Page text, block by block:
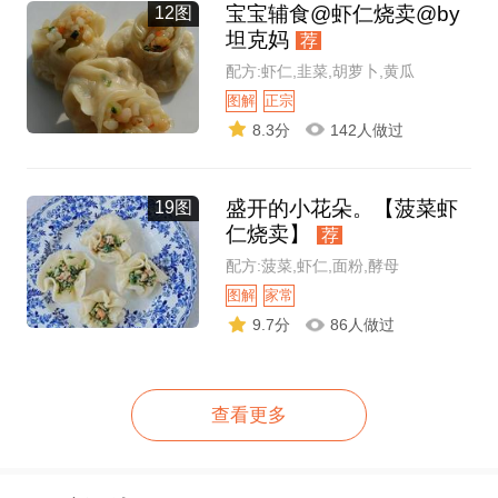
12图
宝宝辅食@虾仁烧卖@by
坦克妈 荐
配方:虾仁,韭菜,胡萝卜,黄瓜
图解 正宗
8.3分 142人做过
19图
盛开的小花朵。【菠菜虾
仁烧卖】
荐
配方:菠菜,虾仁,面粉,酵母
图解 家常
9.7分 86人做过
查看更多